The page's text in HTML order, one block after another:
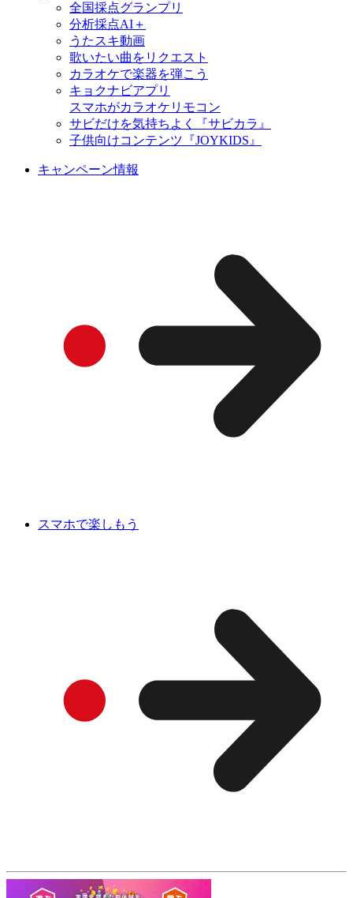
全国採点グランプリ
分析採点AI＋
うたスキ動画
歌いたい曲をリクエスト
カラオケで楽器を弾こう
キョクナビアプリ
スマホがカラオケリモコン
サビだけを気持ちよく『サビカラ』
子供向けコンテンツ『JOYKIDS』
キャンペーン情報
スマホで楽しもう